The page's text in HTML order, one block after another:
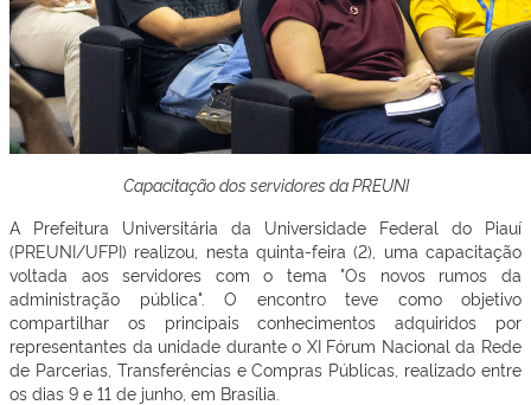
Capacitação dos servidores da PREUNI
A Prefeitura Universitária da Universidade Federal do Piauí
(PREUNI/UFPI) realizou, nesta quinta-feira (2), uma capacitação
voltada aos servidores com o tema "Os novos rumos da
administração pública". O encontro teve como objetivo
compartilhar os principais conhecimentos adquiridos por
representantes da unidade durante o XI Fórum Nacional da Rede
de Parcerias, Transferências e Compras Públicas, realizado entre
os dias 9 e 11 de junho, em Brasília.